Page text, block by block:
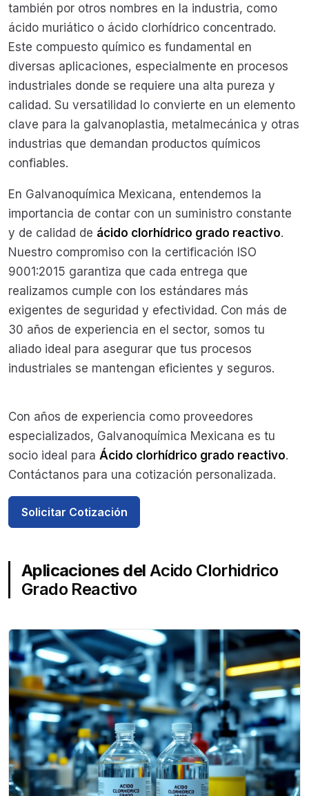
también por otros nombres en la industria, como
ácido muriático o ácido clorhídrico concentrado.
Este compuesto químico es fundamental en
diversas aplicaciones, especialmente en procesos
industriales donde se requiere una alta pureza y
calidad. Su versatilidad lo convierte en un elemento
clave para la galvanoplastia, metalmecánica y otras
industrias que demandan productos químicos
confiables.
En Galvanoquímica Mexicana, entendemos la
importancia de contar con un suministro constante
y de calidad de ácido clorhídrico grado reactivo.
Nuestro compromiso con la certificación ISO
9001:2015 garantiza que cada entrega que
realizamos cumple con los estándares más
exigentes de seguridad y efectividad. Con más de
30 años de experiencia en el sector, somos tu
aliado ideal para asegurar que tus procesos
industriales se mantengan eficientes y seguros.
Con años de experiencia como proveedores
especializados, Galvanoquímica Mexicana es tu
socio ideal para Ácido clorhídrico grado reactivo.
Contáctanos para una cotización personalizada.
Solicitar Cotización
Aplicaciones del Acido Clorhidrico
Grado Reactivo